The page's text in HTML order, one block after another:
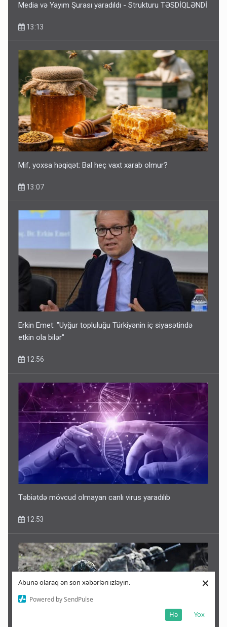
Abunə olaraq ən son xəbərləri izləyin.
Powered by SendPulse
Yox
Hə
×
Media və Yayım Şurası yaradıldı - Strukturu TƏSDİQLƏNDİ
13:13
Mif, yoxsa həqiqət: Bal heç vaxt xarab olmur?
13:07
Erkin Emet: "Uyğur topluluğu Türkiyənin iç siyasətində
etkin ola bilər"
12:56
Təbiətdə mövcud olmayan canlı virus yaradılıb
12:53